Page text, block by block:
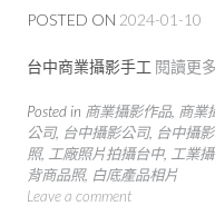
POSTED ON 2024-01-10
台中商業攝影手工 閱讀更多
Posted in 商業攝影作品, 商業
公司, 台中攝影公司, 台中攝
照, 工廠照片拍攝台中, 工業
背商品照, 白底產品相片
Leave a comment